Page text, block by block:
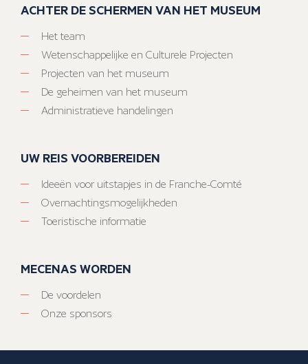
ACHTER DE SCHERMEN VAN HET MUSEUM
Het team
Wetenschappelijke en Culturele Projecten
Projecten van het museum
De geheimen van het museum
Administratieve handelingen
UW REIS VOORBEREIDEN
Ideeën voor uitstapjes in de Franche-Comté
Overnachtingsmogelijkheden
Toeristische informatie
MECENAS WORDEN
De voordelen
Onze sponsors